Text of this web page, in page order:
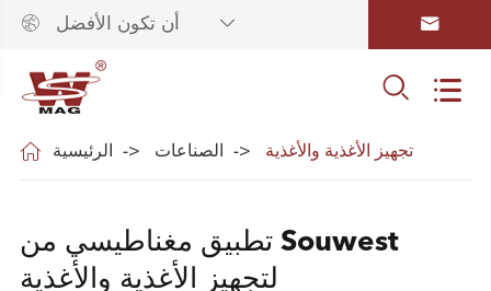
  
 
 الرئيسية الصناعات تجهيز الأغذية والأغذية
تطبيق مغناطيسي من Souwest
لتجهيز الأغذية والأغذية